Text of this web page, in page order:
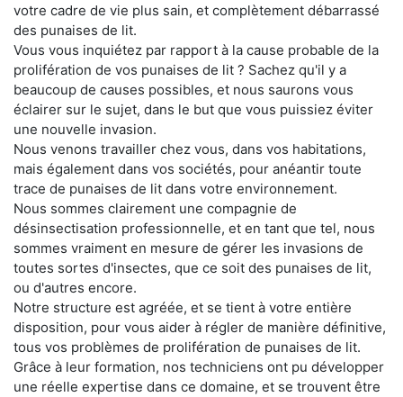
votre cadre de vie plus sain, et complètement débarrassé
des punaises de lit.
Vous vous inquiétez par rapport à la cause probable de la
prolifération de vos punaises de lit ? Sachez qu'il y a
beaucoup de causes possibles, et nous saurons vous
éclairer sur le sujet, dans le but que vous puissiez éviter
une nouvelle invasion.
Nous venons travailler chez vous, dans vos habitations,
mais également dans vos sociétés, pour anéantir toute
trace de punaises de lit dans votre environnement.
Nous sommes clairement une compagnie de
désinsectisation professionnelle, et en tant que tel, nous
sommes vraiment en mesure de gérer les invasions de
toutes sortes d'insectes, que ce soit des punaises de lit,
ou d'autres encore.
Notre structure est agréée, et se tient à votre entière
disposition, pour vous aider à régler de manière définitive,
tous vos problèmes de prolifération de punaises de lit.
Grâce à leur formation, nos techniciens ont pu développer
une réelle expertise dans ce domaine, et se trouvent être